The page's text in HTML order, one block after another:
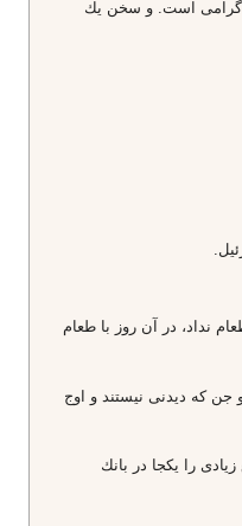
گرامى است. و سخن يك
نداد، در آن روز با طعام
كه ديدنى نيستند و اوج
قدر بر قلب پيامبر نازل شد و سپس به تدريج در طول 23 سال. مثل آنكه مبلغ زيادى را يكجا در بانك